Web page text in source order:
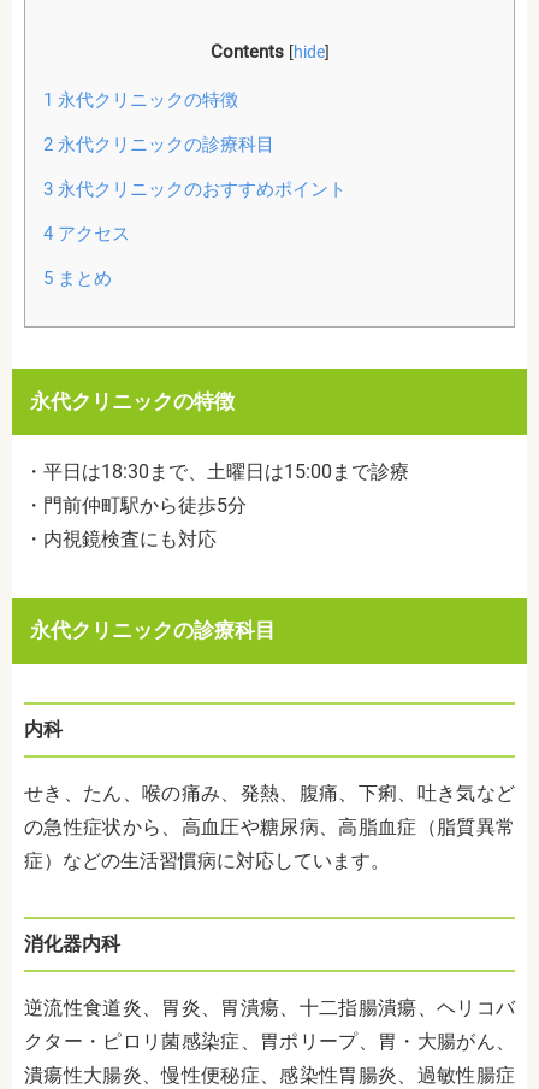
Contents [hide]
1 永代クリニックの特徴
2永代クリニックの診療科目
3永代クリニックのおすすめポイント
4アクセス
5まとめ
永代クリニックの特徴
・平日は18:30まで、土曜日は15:00まで診療
・門前仲町駅から徒歩5分
・内視鏡検査にも対応
永代クリニックの診療科目
内科
せき、たん、喉の痛み、発熱、腹痛、下痢、吐き気など
の急性症状から、高血圧や糖尿病、高脂血症（脂質異常
症）などの生活習慣病に対応しています。
消化器内科
逆流性食道炎、胃炎、胃潰瘍、十二指腸潰瘍、ヘリコバ
クター・ピロリ菌感染症、胃ポリープ、胃・大腸がん、
潰瘍性大腸炎、慢性便秘症、感染性胃腸炎、過敏性腸症